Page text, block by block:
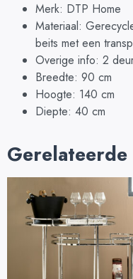
Merk: DTP Home
Materiaal:
beits met een
Overige info: 2
Breedte: 90 cm
Hoogte: 140 cm
Diepte: 40 cm